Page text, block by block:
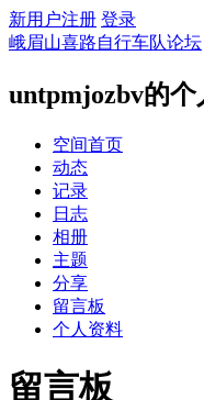
新用户注册 登录
峨眉山喜路自行车队论坛
untpmjozbv的个
空间首页
动态
记录
日志
相册
主题
分享
留言板
个人资料
留言板